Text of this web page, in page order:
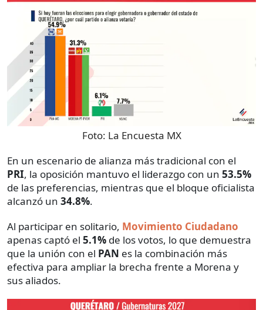
Foto: La Encuesta MX
En un escenario de alianza más tradicional con el
PRI, la oposición mantuvo el liderazgo con un 53.5%
de las preferencias, mientras que el bloque oficialista
alcanzó un 34.8%.
Al participar en solitario, Movimiento Ciudadano
apenas captó el 5.1% de los votos, lo que demuestra
que la unión con el PAN es la combinación más
efectiva para ampliar la brecha frente a Morena y
sus aliados.